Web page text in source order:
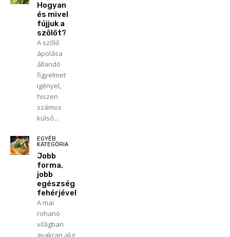
Hogyan
és mivel
fújjuk a
szőlőt?
A szőlő
ápolása
állandó
figyelmet
igényel,
hiszen
számos
külső...
EGYÉB
KATEGÓRIA
Jobb
forma,
jobb
egészség
fehérjével
A mai
rohanó
világban
gyakran alig